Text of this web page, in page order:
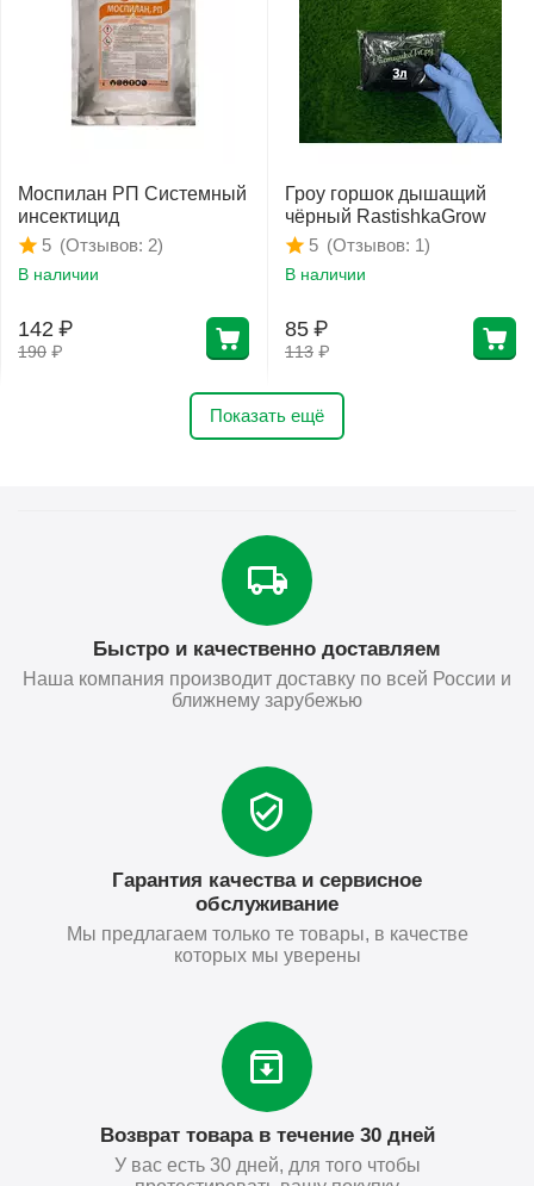
Моспилан РП Системный
инсектицид
(Отзывов: 2)
5
В наличии
190 ₽
142 ₽
Гроу горшок дышащий
чёрный RastishkaGrow
(Отзывов: 1)
5
В наличии
113 ₽
85 ₽
Показать ещё
Быстро и качественно доставляем
Наша компания производит доставку по всей России и
ближнему зарубежью
Гарантия качества и сервисное
обслуживание
Мы предлагаем только те товары, в качестве
которых мы уверены
Возврат товара в течение 30 дней
У вас есть 30 дней, для того чтобы